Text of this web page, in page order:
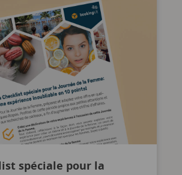
spéciale pour la